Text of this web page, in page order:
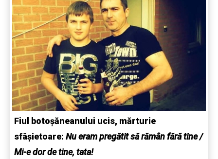
Fiul botoșăneanului ucis, mărturie
sfâșietoare: Nu eram pregătit să rămân fără tine /
Mi-e dor de tine, tata!